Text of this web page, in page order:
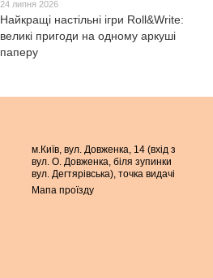
24 липня 2026
Найкращі настільні ігри Roll&Write:
великі пригоди на одному аркуші
паперу
м.Київ, вул. Довженка, 14 (вхід з
вул. О. Довженка, біля зупинки
вул. Дегтярівська), точка видачі
Мапа проїзду